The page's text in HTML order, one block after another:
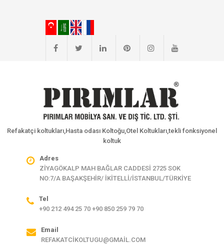
Refakatçi koltukları,Hasta odası Koltoğu,Otel Koltukları,tekli fonksiyonel
koltuk
Adres
ZİYAGÖKALP MAH BAĞLAR CADDESİ 2725 SOK
NO:7/A BAŞAKŞEHİR/ İKİTELLİ/İSTANBUL/TÜRKİYE
Tel
+90 212 494 25 70 +90 850 259 79 70
Email
REFAKATCIKOLTUGU@GMAIL.COM